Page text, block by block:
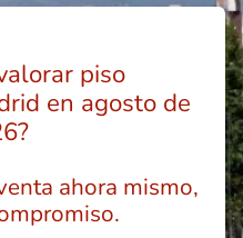
piso
en agosto de
ahora mismo,